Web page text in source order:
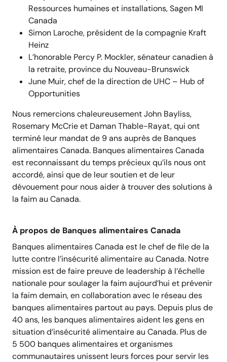
Ressources humaines et installations, Sagen MI
Canada
Simon Laroche, président de la compagnie Kraft
Heinz
L’honorable Percy P. Mockler, sénateur canadien à
la retraite, province du Nouveau-Brunswick
June Muir, chef de la direction de UHC – Hub of
Opportunities
Nous remercions chaleureusement John Bayliss,
Rosemary McCrie et Daman Thable-Rayat, qui ont
terminé leur mandat de 9 ans auprès de Banques
alimentaires Canada. Banques alimentaires Canada
est reconnaissant du temps précieux qu’ils nous ont
accordé, ainsi que de leur soutien et de leur
dévouement pour nous aider à trouver des solutions à
la faim au Canada.
À propos de Banques alimentaires Canada
Banques alimentaires Canada est le chef de file de la
lutte contre l’insécurité alimentaire au Canada. Notre
mission est de faire preuve de leadership à l’échelle
nationale pour soulager la faim aujourd’hui et prévenir
la faim demain, en collaboration avec le réseau des
banques alimentaires partout au pays. Depuis plus de
40 ans, les banques alimentaires aident les gens en
situation d’insécurité alimentaire au Canada. Plus de
5 500 banques alimentaires et organismes
communautaires unissent leurs forces pour servir les